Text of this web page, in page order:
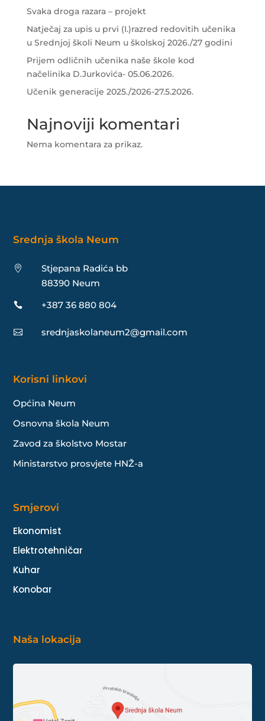
Svaka droga razara – projekt
Natječaj za upis u prvi (I.)razred redovitih učenika
u Srednjoj školi Neum u školskoj 2026./27 godini
Prijem odličnih učenika naše škole kod
načelinika D.Jurkovića- 05.06.2026.
Učenik generacije 2025./2026-27.5.2026.
Najnoviji komentari
Nema komentara za prikaz.
Srednja škola Neum

Stjepana Radića bb
88390 Neum
 +387 36 880 804
 srednjaskolaneum2@gmail.com
Korisni linkovi
Općina Neum
Osnovna škola Neum
Zavod za školstvo Mostar
Ministarstvo prosvjete HNŽ-a
Smjerovi
Ekonomist
Elektrotehničar
Kuhar
Konobar
Naša lokacija